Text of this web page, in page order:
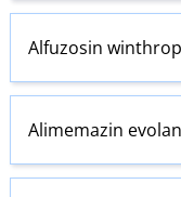
Alfuzosin
Alimemazin